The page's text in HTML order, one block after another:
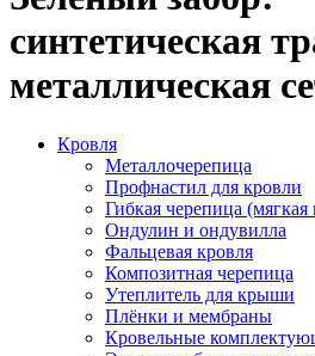
синтетическая
металлическая
Кровля
Металлочерепица
Профнастил для кровли
Гибкая черепица (мягкая
Ондулин и ондувилла
Фальцевая кровля
Композитная черепица
Утеплитель для крыши
Плёнки и мембраны
Кровельные